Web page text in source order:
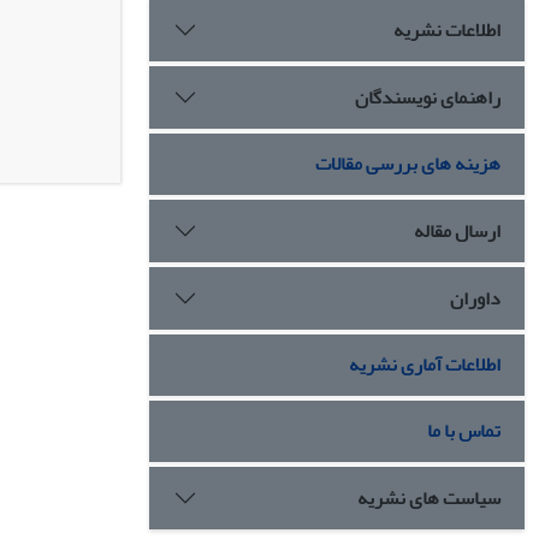
اطلاعات نشریه
راهنمای نویسندگان
هزینه های بررسی مقالات
ارسال مقاله
داوران
اطلاعات آماری نشریه
تماس با ما
سیاست های نشریه